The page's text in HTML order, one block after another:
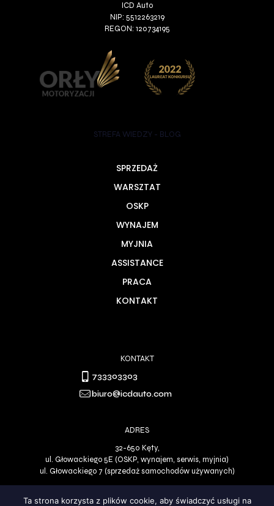
ICD Auto
NIP: 5512263219
REGON: 120734195
STREFA WIEDZY - BLOG
SPRZEDAŻ
WARSZTAT
OSKP
WYNAJEM
MYJNIA
ASSISTANCE
PRACA
KONTAKT
KONTAKT
733303303
biuro@icdauto.com
ADRES
32-650 Kęty,
ul. Głowackiego 5E (OSKP, wynajem, serwis, myjnia)
ul. Głowackiego 7 (sprzedaż samochodów używanych)
Ta strona korzysta z plików cookie, aby świadczyć usługi na